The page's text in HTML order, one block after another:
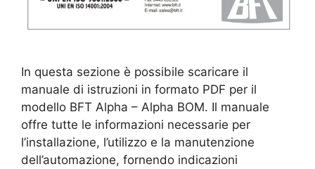
In questa sezione è possibile scaricare il
manuale di istruzioni in formato PDF per il
modello BFT Alpha – Alpha BOM. Il manuale
offre tutte le informazioni necessarie per
l’installazione, l’utilizzo e la manutenzione
dell’automazione, fornendo indicazioni